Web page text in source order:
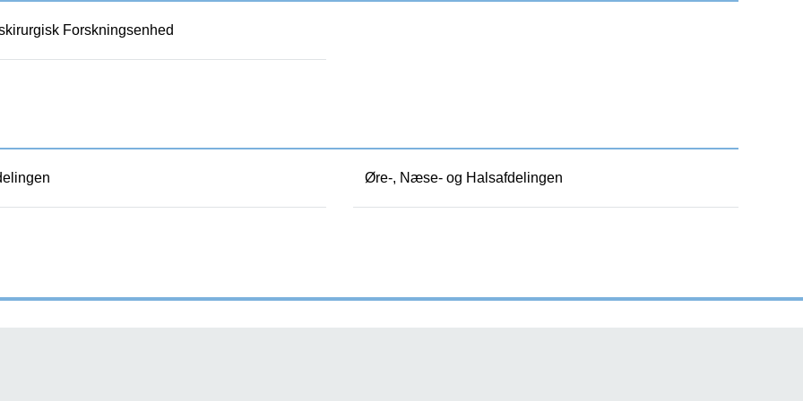
Forskningsenhed
Øre-, Næse- og Halsafdelingen